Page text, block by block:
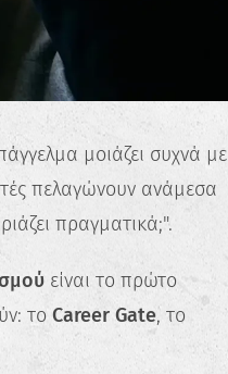
μοιάζει συχνά με
πελαγώνουν ανάμεσα
πραγματικά;".
είναι το πρώτο
το Career Gate, το